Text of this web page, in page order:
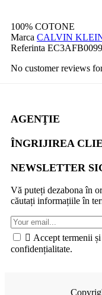
100% COTONE
Marca CALVIN
Referinta
No customer reviews
AGENŢIE
ÎNGRIJIREA
NEWSLETTER
Vă puteți dezabona în
căutați informațiile în
 Accept termenii
confidențialitate.